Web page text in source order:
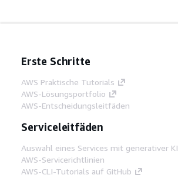
Erste Schritte
AWS Praktische Tutorials
AWS-Lösungsportfolio
AWS-Entscheidungsleitfäden
Serviceleitfäden
Auswahl eines Services mit generativer KI
AWS-Servicerichtlinien
AWS-CLI-Tutorials auf GitHub